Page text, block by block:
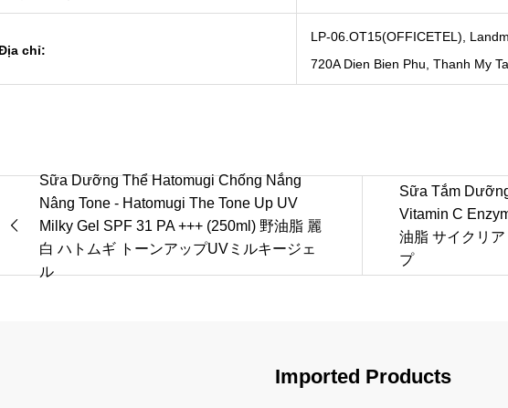
chỉ:
LP-06.OT15(OFFICETEL),
720A Dien Bien Phu, Thanh My
Sữa Dưỡng Thể Hatomugi Chống Nắng
Nâng Tone - Hatomugi The Tone Up UV
Milky Gel SPF 31 PA +++ (250ml) 野油脂 麗
白 ハトムギ トーンアップUVミルキージェ
ル
Sữa Tắm
Vitamin C
油脂 サイクリ
プ
Imported Products